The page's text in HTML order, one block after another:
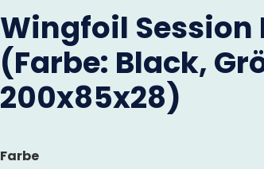
Wingfoil Session
(Farbe: Black,
200x85x28)
Farbe